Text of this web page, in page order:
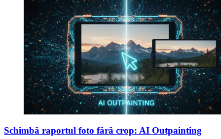
Schimbă raportul foto fără crop: AI Outpainting